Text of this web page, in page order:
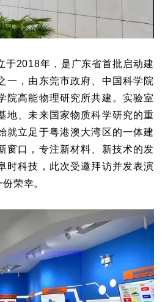
于2018年，是广东省首批启动建
一，由东莞市政府、中国科学院
院高能物理研究所共建。 实验室
地、未来国家物质科学研究的重
就立足于粤港澳大湾区的一体建
窗口，专注新材料、新技术的发
时科技，此次受邀拜访并发表演
荣幸。